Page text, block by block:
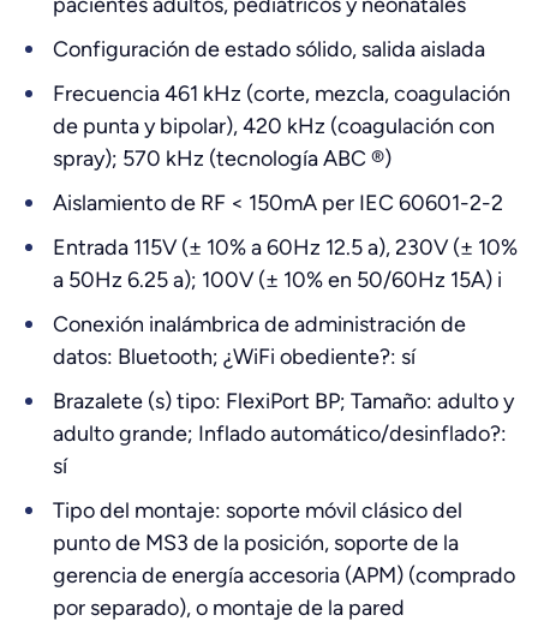
Configuración de estado sólido, salida aislada
Frecuencia 461 kHz (corte, mezcla, coagulación
de punta y bipolar), 420 kHz (coagulación con
spray); 570 kHz (tecnología ABC ®)
Aislamiento de RF < 150mA per IEC 60601-2-2
Entrada 115V (± 10% a 60Hz 12.5 a), 230V (± 10%
a 50Hz 6.25 a); 100V (± 10% en 50/60Hz 15A) i
Conexión inalámbrica de administración de
datos: Bluetooth; ¿WiFi obediente?: sí
Brazalete (s) tipo: FlexiPort BP; Tamaño: adulto y
adulto grande; Inflado automático/desinflado?:
sí
Tipo del montaje: soporte móvil clásico del
punto de MS3 de la posición, soporte de la
gerencia de energía accesoria (APM) (comprado
por separado), o montaje de la pared